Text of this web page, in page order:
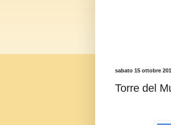
sabato 15 ottobre
Torre del